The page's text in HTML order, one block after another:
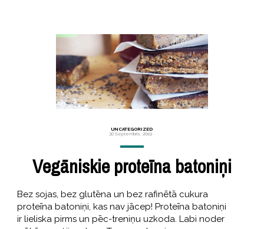
UNCATEGORIZED
30 Septembris, 2019
Vegāniskie proteīna batoniņi
Bez sojas, bez glutēna un bez rafinētā cukura
proteīna batoniņi, kas nav jācep! Proteīna batoniņi
ir lieliska pirms un pēc-treniņu uzkoda. Labi noder